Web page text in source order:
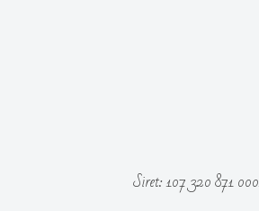
Siret: 107 320 871